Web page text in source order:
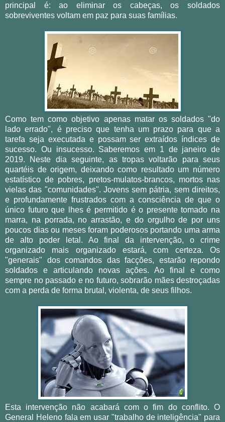
principal é: ao eliminar os cabeças, os soldados
sobreviventes voltam em paz para suas famílias.
Como tem como objetivo apenas matar os soldados "do
lado errado", é preciso que tenha um prazo para que a
tarefa seja executada e possam ser extraídos índices de
sucesso. Ou insucesso. Saberemos em 1 de janeiro de
2019. Neste dia seguinte, as tropas voltarão para seus
quartéis de origem, deixando como resultado um número
estatístico de pobres, pretos-mulatos-brancos, mortos nas
vielas das "comunidades". Jovens sem pátria, sem direitos,
e profundamente frustrados com a consciência de que o
único futuro que lhes é permitido é o presente tomado na
marra, na porrada, no arrastão, e do orgulho de por uns
poucos dias ou meses foram poderosos portando uma arma
de alto poder letal. Ao final da intervenção, o crime
organizado mais organizado estará, com certeza. Os
"generais" dos comandos das facções, estarão repondo
soldados e articulando novas ações. Ao final e como
sempre no passado e no futuro, sobrarão mães destroçadas
com a perda de forma brutal, violenta, de seus filhos.
Esta intervenção não acabará com o fim do conflito. O
General Heleno fala em usar "trabalho de inteligência" para